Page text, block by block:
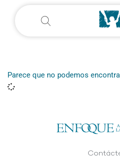
Parece que no podemos